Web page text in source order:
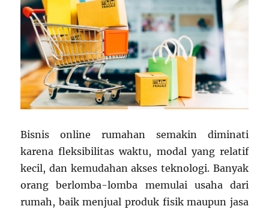
Bisnis online rumahan semakin diminati
karena fleksibilitas waktu, modal yang relatif
kecil, dan kemudahan akses teknologi. Banyak
orang berlomba-lomba memulai usaha dari
rumah, baik menjual produk fisik maupun jasa